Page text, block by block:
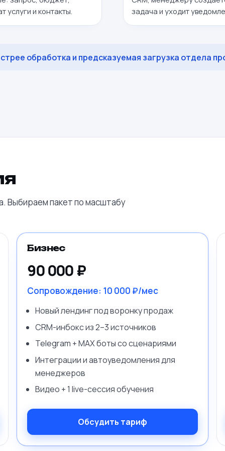
услуги и контакты.
задача и уходит
обработка и предсказуемая загрузка отдела
Выбираем пакет по масштабу
Бизнес
90 000 ₽
Сопровождение: 10 000 ₽/мес
Новый лендинг под воронку продаж
CRM-инбокс из 2–3 источников
Telegram + MAX боты со сценариями
Интеграции и автоуведомления для
менеджеров
Видео + 1 live-сессия обучения
Обсудить тариф